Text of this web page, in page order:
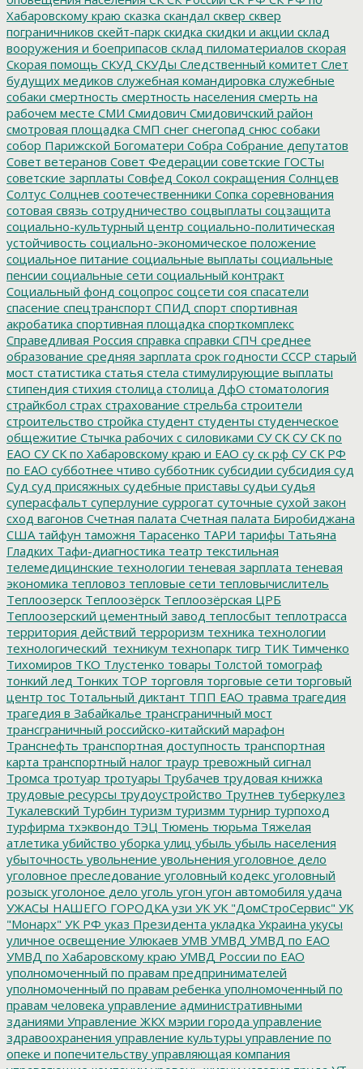
Хабаровскому краю сказка скандал сквер сквер
пограничников скейт-парк скидка скидки и акции склад
вооружения и боеприпасов склад пиломатериалов скорая
Скорая помощь СКУД СКУДы Следственный комитет Слет
будущих медиков служебная командировка служебные
собаки смертность смертность населения смерть на
рабочем месте СМИ Смидович Смидовичский район
смотровая площадка СМП снег снегопад снюс собаки
собор Парижской Богоматери Собра Собрание депутатов
Совет ветеранов Совет Федерации советские ГОСТы
советские зарплаты Совфед Сокол сокращения Солнцев
Солтус Солцнев соотечественники Сопка соревнования
сотовая связь сотрудничество соцвыплаты соцзащита
социально-культурный центр социально-политическая
устойчивость социально-экономическое положение
социальное питание социальные выплаты социальные
пенсии социальные сети социальный контракт
Социальный фонд соцопрос соцсети соя спасатели
спасение спецтранспорт СПИД спорт спортивная
акробатика спортивная площадка спорткомплекс
Справедливая Россия справка справки СПЧ среднее
образование средняя зарплата срок годности СССР старый
мост статистика статья стела стимулирующие выплаты
стипендия стихия столица столица ДфО стоматология
страйкбол страх страхование стрельба строители
строительство стройка студент студенты студенческое
общежитие Стычка рабочих с силовиками СУ СК СУ СК по
ЕАО СУ СК по Хабаровскому краю и ЕАО су ск рф СУ СК РФ
по ЕАО субботнее чтиво субботник субсидии субсидия суд
Суд суд присяжных судебные приставы судьи судья
суперасфальт суперлуние суррогат суточные сухой закон
сход вагонов Счетная палата Счетная палата Биробиджана
США тайфун таможня Тарасенко ТАРИ тарифы Татьяна
Гладких Тафи-диагностика театр текстильная
телемедицинские технологии теневая зарплата теневая
экономика тепловоз тепловые сети тепловычислитель
Теплоозерск Теплоозёрск Теплоозёрская ЦРБ
Теплоозерский цементный завод теплосбыт теплотрасса
территория действий терроризм техника технологии
технологический_техникум технопарк тигр ТИК Тимченко
Тихомиров ТКО Тлустенко товары Толстой томограф
тонкий лед Тонких ТОР торговля торговые сети торговый
центр тос Тотальный диктант ТПП ЕАО травма трагедия
трагедия в Забайкалье трансграничный мост
трансграничный российско-китайский марафон
Транснефть транспортная доступность транспортная
карта транспортный налог траур тревожный сигнал
Тромса тротуар тротуары Трубачев трудовая книжка
трудовые ресурсы трудоустройство Трутнев туберкулез
Тукалевский Турбин туризм туризмм турнир турпоход
турфирма тхэквондо ТЭЦ Тюмень тюрьма Тяжелая
атлетика убийство уборка улиц убыль убыль населения
убыточность увольнение увольнения уголовное дело
уголовное преследование уголовный кодекс уголовный
розыск уголоное дело уголь угон угон автомобиля удача
УЖАСЫ НАШЕГО ГОРОДКА узи УК УК "ДомСтроСервис" УК
"Монарх" УК РФ указ Президента укладка Украина укусы
уличное освещение Улюкаев УМВ УМВД УМВД по ЕАО
УМВД по Хабаровскому краю УМВД России по ЕАО
уполномоченный по правам предпринимателей
уполномоченный по правам ребенка уполномоченный по
правам человека управление административными
зданиями Управление ЖКХ мэрии города управление
здравоохранения управление культуры управление по
опеке и попечительству управляющая компания